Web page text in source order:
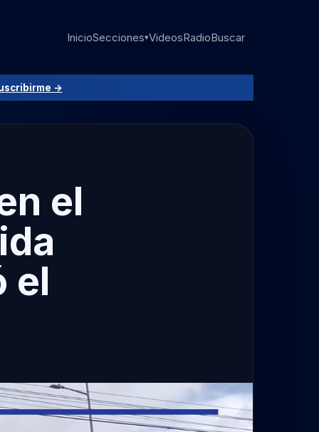
InicioSecciones▾VideosRadioBuscar
→
el
el